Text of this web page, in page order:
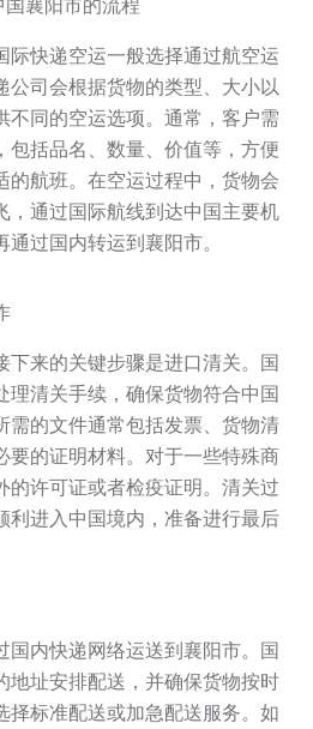
国襄阳市的流程
际快递空运一般选择通过航空运
公司会根据货物的类型、大小以
不同的空运选项。通常，客户需
包括品名、数量、价值等，方便
的航班。在空运过程中，货物会
，通过国际航线到达中国主要机
过国内转运到襄阳市。
下来的关键步骤是进口清关。国
理清关手续，确保货物符合中国
需的文件通常包括发票、货物清
要的证明材料。对于一些特殊商
的许可证或者检疫证明。清关过
利进入中国境内，准备进行最后
国内快递网络运送到襄阳市。国
地址安排配送，并确保货物按时
择标准配送或加急配送服务。如